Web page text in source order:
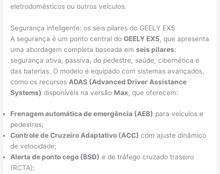
eletrodomésticos ou outros veículos.
Segurança inteligente: os seis pilares do GEELY EX5
A segurança é um ponto central doGEELY EX5, que apresenta
uma abordagem completa baseada emseis pilares:
segurança ativa, passiva, do pedestre, saúde, cibernética e
das baterias. O modelo é equipado com sistemas avançados,
como os recursos ADAS (Advanced Driver Assistance
Systems) disponíveis na versão Max, que oferecem:
Frenagem automática de emergência (AEB) para veículos e
pedestres;
Controle de Cruzeiro Adaptativo (ACC) com ajuste dinâmico
de velocidade;
Alerta de ponto cego (BSD) e de tráfego cruzado traseiro
(RCTA);